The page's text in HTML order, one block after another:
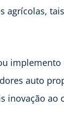
agrícolas,
auto
inovação ao